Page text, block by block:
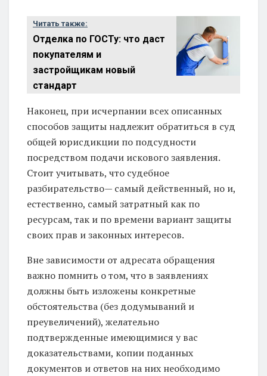
Читать также:
Отделка по ГОСТу: что даст
покупателям и
застройщикам новый
стандарт
Наконец, при исчерпании всех описанных
способов защиты надлежит обратиться в суд
общей юрисдикции по подсудности
посредством подачи искового заявления.
Стоит учитывать, что судебное
разбирательство— самый действенный, но и,
естественно, самый затратный как по
ресурсам, так и по времени вариант защиты
своих прав и законных интересов.
Вне зависимости от адресата обращения
важно помнить о том, что в заявлениях
должны быть изложены конкретные
обстоятельства (без додумываний и
преувеличений), желательно
подтвержденные имеющимися у вас
доказательствами, копии поданных
документов и ответов на них необходимо